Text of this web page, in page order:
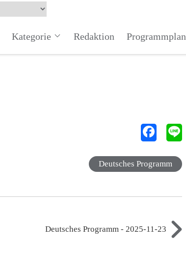
Kategorie Redaktion Programmplan
Deutsches Programm
Deutsches Programm - 2025-11-23